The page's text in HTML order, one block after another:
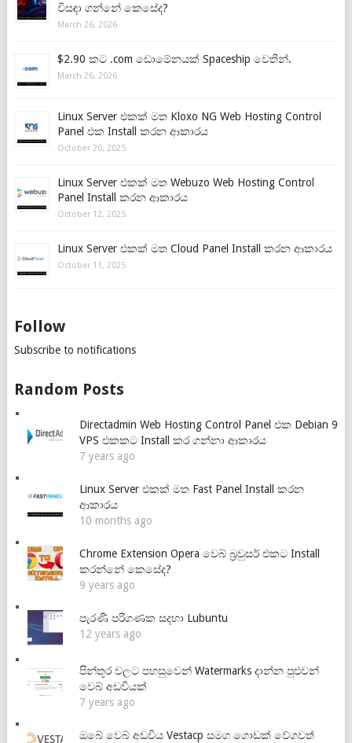
විසඳා ගන්නේ කෙසේද?
March 26, 2026
$2.90 කට .com ඩොමේනයක් Spaceship වෙතින්.
March 26, 2026
Linux Server එකක් මත Kloxo NG Web Hosting Control
Panel එක Install කරන ආකාරය
October 20, 2025
Linux Server එකක් මත Webuzo Web Hosting Control
Panel Install කරන ආකාරය
October 12, 2025
Linux Server එකක් මත Cloud Panel Install කරන ආකාරය
October 11, 2025
Follow
Subscribe to notifications
Random Posts
Directadmin Web Hosting Control Panel එක Debian 9
VPS එකකට Install කර ගන්නා ආකාරය
7 years ago
Linux Server එකක් මත Fast Panel Install කරන
ආකාරය
10 months ago
Chrome Extension Opera වෙබ් බ්‍රවුසර් එකට Install
කරන්නේ කෙසේද?
9 years ago
පැරණි පරිගණක සදහා Lubuntu
12 years ago
පින්තූර වලට පහසුවෙන් Watermarks දාන්න පුළුවන්
වෙබ් අඩවියක්
7 years ago
ඔබේ වෙබ් අඩවිය Vestacp සමග ගොඩක් වේගවත්